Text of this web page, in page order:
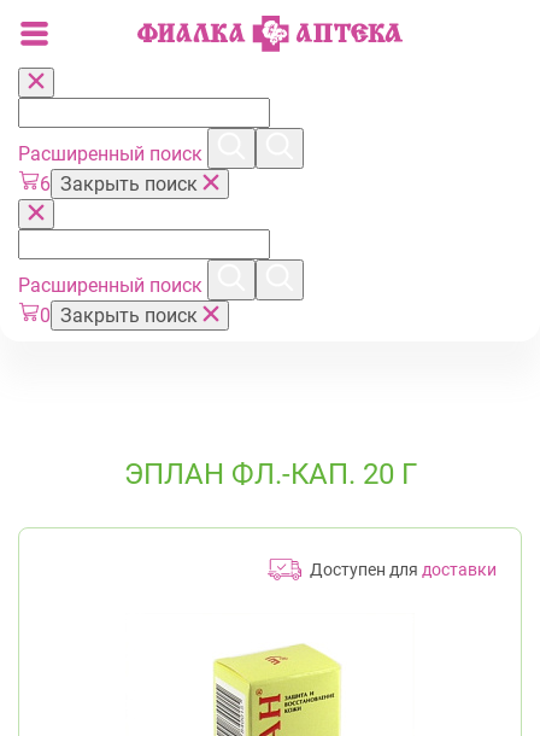
Расширенный поиск
6 Закрыть поиск
Расширенный поиск
0 Закрыть поиск
ЭПЛАН ФЛ.-КАП. 20 Г
Доступен для доставки